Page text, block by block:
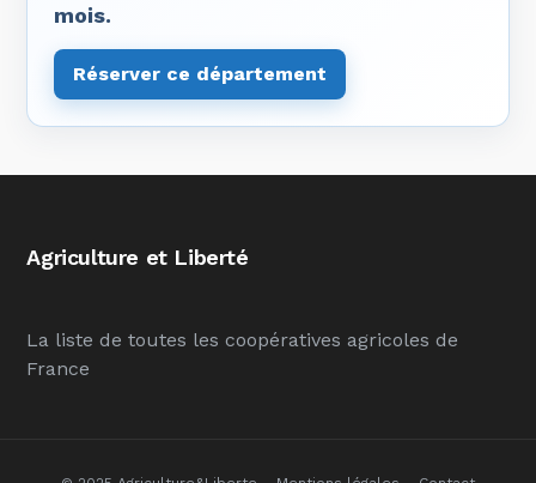
mois.
Réserver ce département
Agriculture et Liberté
La liste de toutes les coopératives agricoles de
France